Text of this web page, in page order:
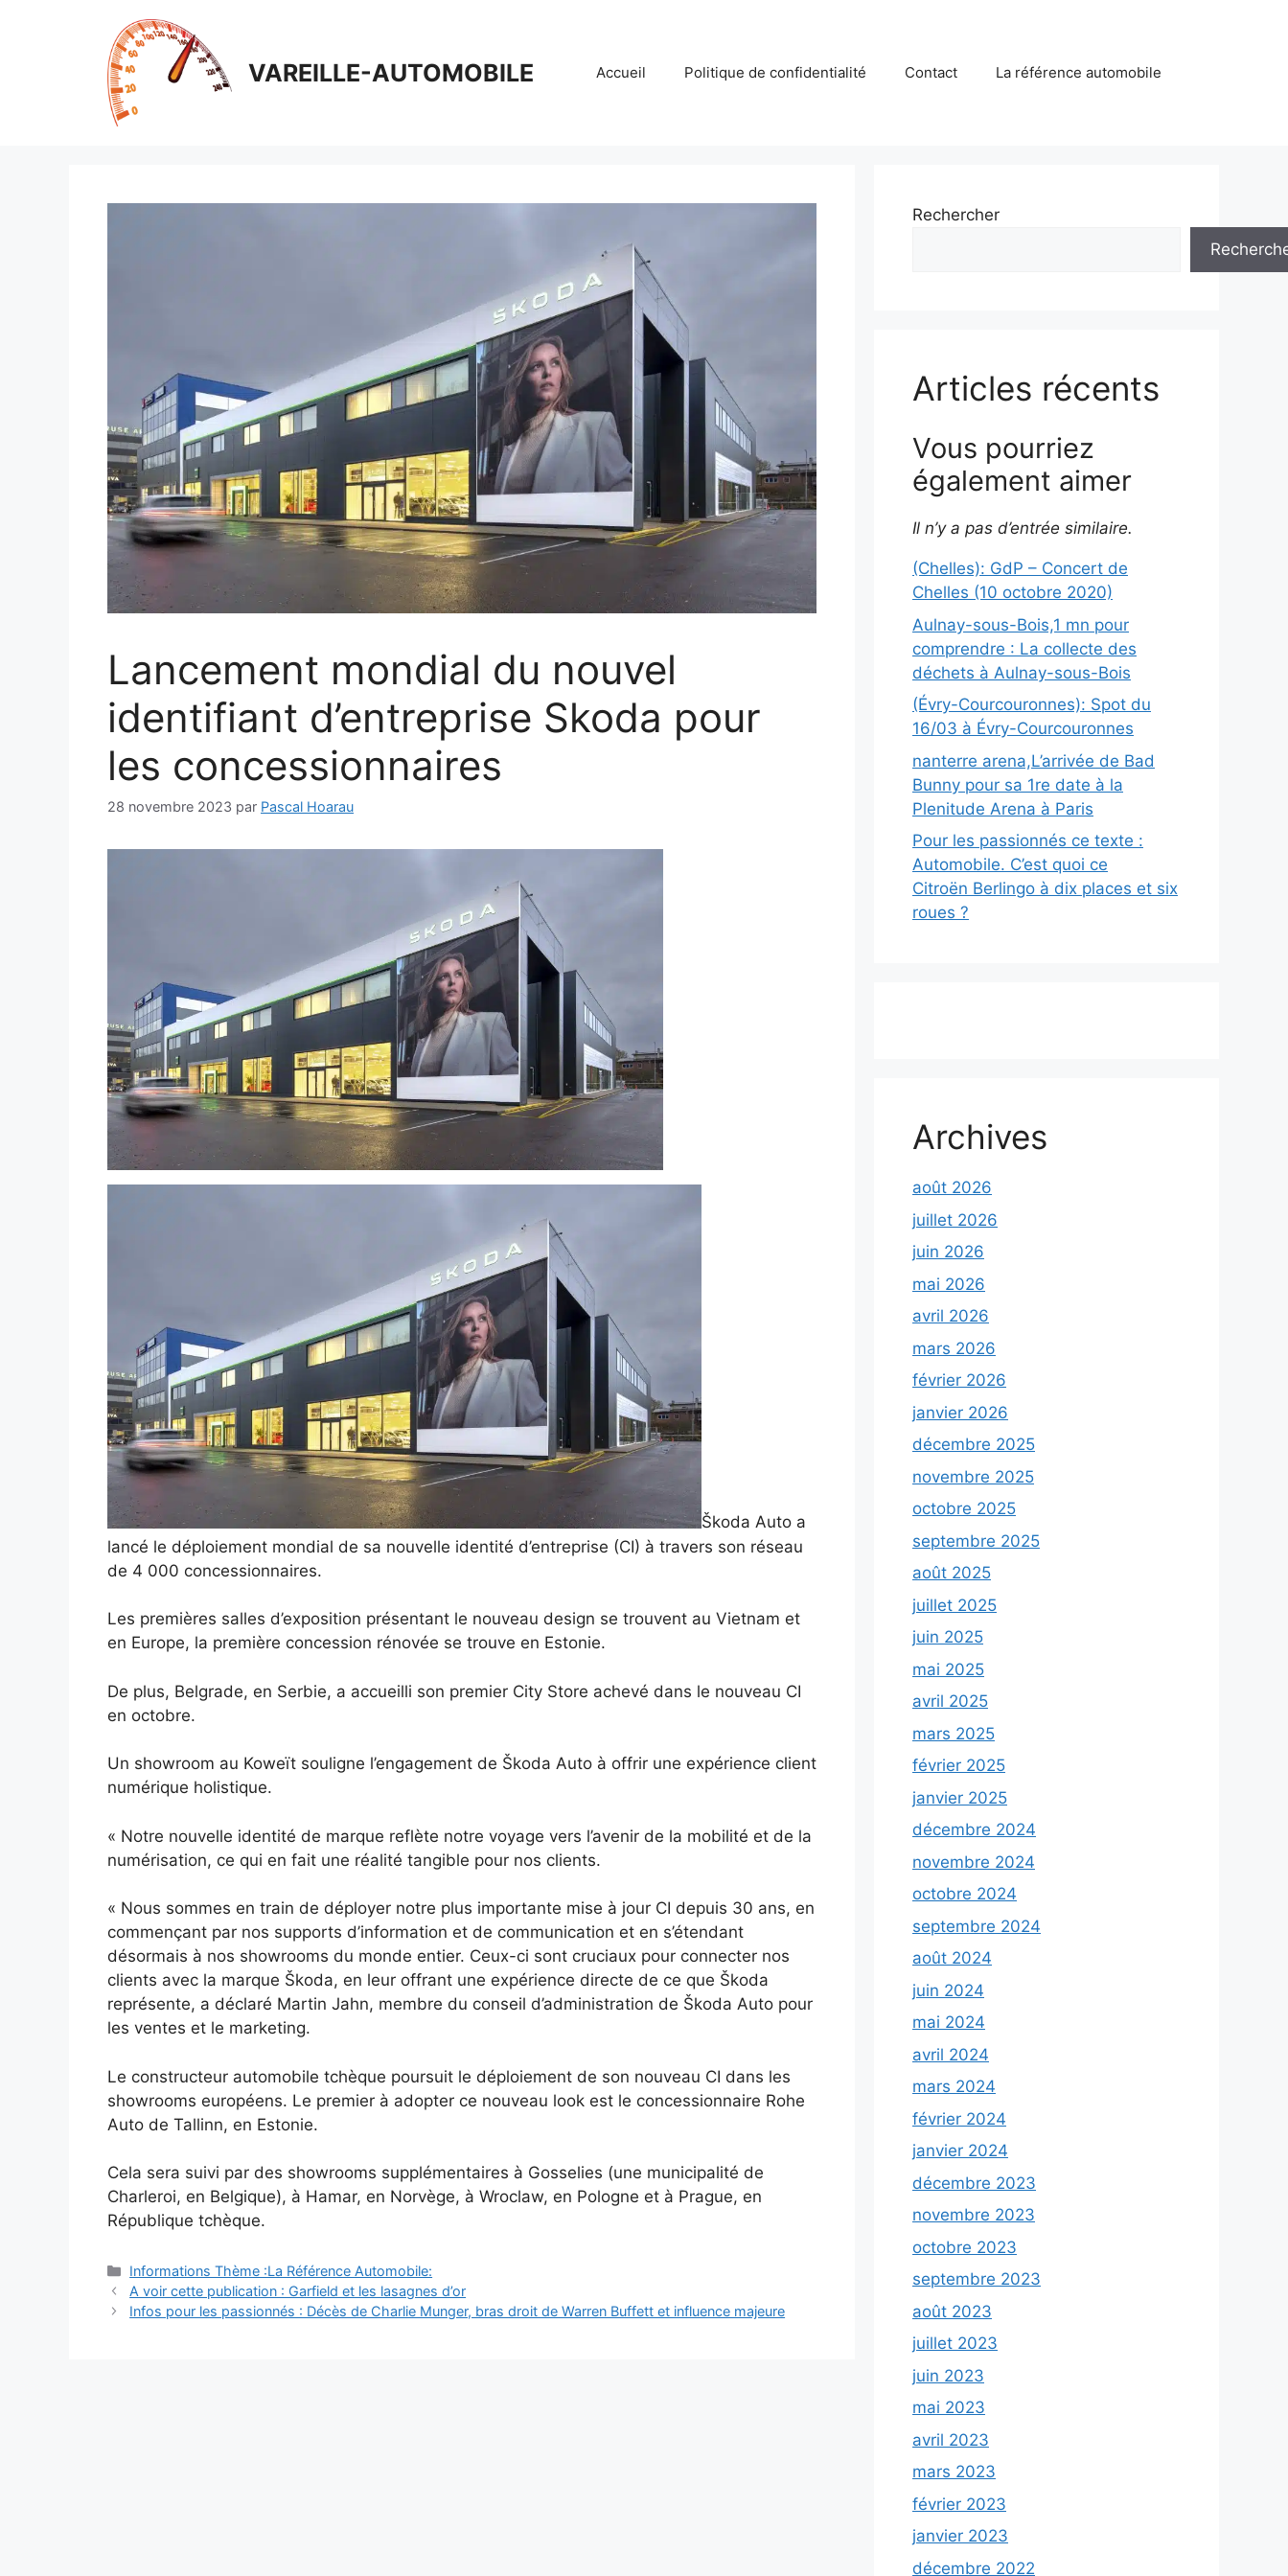
VAREILLE-AUTOMOBILE Accueil Politique de confidentialité Contact La référence automobile
Lancement mondial du nouvel
identifiant d’entreprise Skoda pour
les concessionnaires
28 novembre 2023 par Pascal Hoarau
Škoda Auto a
lancé le déploiement mondial de sa nouvelle identité d’entreprise (CI) à travers son réseau
de 4 000 concessionnaires.
Les premières salles d’exposition présentant le nouveau design se trouvent au Vietnam et
en Europe, la première concession rénovée se trouve en Estonie.
De plus, Belgrade, en Serbie, a accueilli son premier City Store achevé dans le nouveau CI
en octobre.
Un showroom au Koweït souligne l’engagement de Škoda Auto à offrir une expérience client
numérique holistique.
« Notre nouvelle identité de marque reflète notre voyage vers l’avenir de la mobilité et de la
numérisation, ce qui en fait une réalité tangible pour nos clients.
« Nous sommes en train de déployer notre plus importante mise à jour CI depuis 30 ans, en
commençant par nos supports d’information et de communication et en s’étendant
désormais à nos showrooms du monde entier. Ceux-ci sont cruciaux pour connecter nos
clients avec la marque Škoda, en leur offrant une expérience directe de ce que Škoda
représente, a déclaré Martin Jahn, membre du conseil d’administration de Škoda Auto pour
les ventes et le marketing.
Le constructeur automobile tchèque poursuit le déploiement de son nouveau CI dans les
showrooms européens. Le premier à adopter ce nouveau look est le concessionnaire Rohe
Auto de Tallinn, en Estonie.
Cela sera suivi par des showrooms supplémentaires à Gosselies (une municipalité de
Charleroi, en Belgique), à ​​Hamar, en Norvège, à Wroclaw, en Pologne et à Prague, en
République tchèque.
Catégories
Informations Thème :La Référence Automobile:
Navigation
des
A voir cette publication : Garfield et les lasagnes d’or
Infos pour les passionnés : Décès de Charlie Munger, bras droit de Warren Buffett et influence majeure
Rechercher
Articles récents
Vous pourriez
également aimer
Il n’y a pas d’entrée similaire.
(Chelles): GdP – Concert de
Chelles (10 octobre 2020)
Aulnay-sous-Bois,1 mn pour
comprendre : La collecte des
déchets à Aulnay-sous-Bois
(Évry-Courcouronnes): Spot du
16/03 à Évry-Courcouronnes
nanterre arena,L’arrivée de Bad
Bunny pour sa 1re date à la
Plenitude Arena à Paris
Pour les passionnés ce texte :
Automobile. C’est quoi ce
Citroën Berlingo à dix places et six
roues ?
Archives
août 2026
juillet 2026
juin 2026
mai 2026
avril 2026
mars 2026
février 2026
janvier 2026
décembre 2025
novembre 2025
octobre 2025
septembre 2025
août 2025
juillet 2025
juin 2025
mai 2025
avril 2025
mars 2025
février 2025
janvier 2025
décembre 2024
novembre 2024
octobre 2024
septembre 2024
août 2024
juin 2024
mai 2024
avril 2024
mars 2024
février 2024
janvier 2024
décembre 2023
novembre 2023
octobre 2023
septembre 2023
août 2023
juillet 2023
juin 2023
mai 2023
avril 2023
mars 2023
février 2023
janvier 2023
décembre 2022